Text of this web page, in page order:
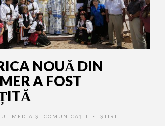
NOUĂ DIN
A FOST
MEDIA ȘI COMUNICAȚII • ŞTIRI